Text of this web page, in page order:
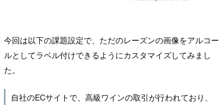
今回は以下の課題設定で、ただのレーズンの画像をアルコー
ルとしてラベル付けできるようにカスタマイズしてみまし
た。
自社のECサイトで、高級ワインの取引が行われており、